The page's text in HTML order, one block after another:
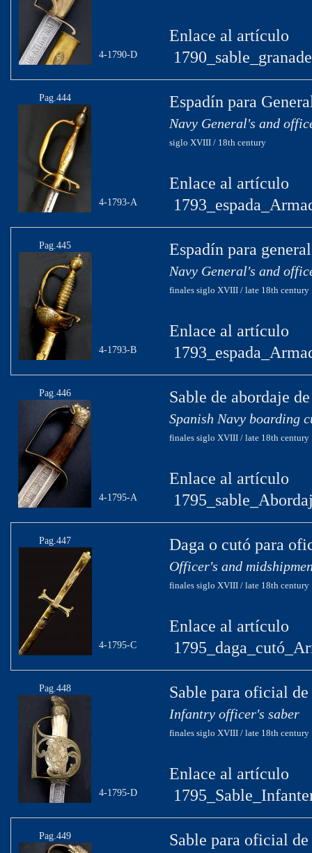
4-1790-D
Enlace al artículo
Pag.444
4-1793-A
Espadín para
Navy General's and
siglo XVIII / 18th century
Enlace al artículo
Pag.445
4-1793-B
Espadín para
Navy General's and
finales siglo XVIII / late 18th century
Enlace al artículo
Pag.446
4-1795-A
Sable de abordaje
Spanish Navy boarding
finales siglo XVIII / late 18th century
Enlace al artículo
Pag.447
4-1795-C
Daga o cutó para
Officer's and
finales siglo XVIII / late 18th century
Enlace al artículo
Pag.448
4-1795-D
Sable para oficial
Infantry officer's saber
finales siglo XVIII / late 18th century
Enlace al artículo
Pag.449 Sable para oficial